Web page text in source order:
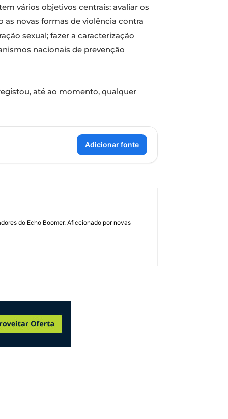
vários objetivos centrais: avaliar os
as novas formas de violência contra
sexual; fazer a caracterização
nacionais de prevenção
até ao momento, qualquer
Adicionar fonte
do Echo Boomer. Aficcionado por novas